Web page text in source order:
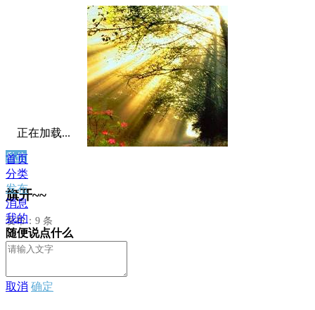
私信
旗开~~
发布：9 条
正在加载...
首页
分类
发布
消息
我的
随便说点什么
取消 确定